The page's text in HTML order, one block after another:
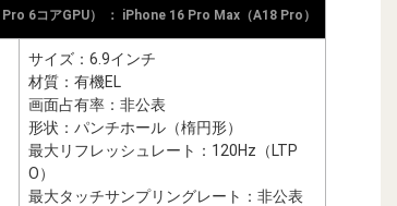
6コアGPU） ： iPhone 16 Pro Max（A18 Pro）
サイズ：6.9インチ
材質：有機EL
画面占有率：非公表
形状：パンチホール（楕円形）
最大リフレッシュレート：120Hz（LTP
O）
最大タッチサンプリングレート：非公表